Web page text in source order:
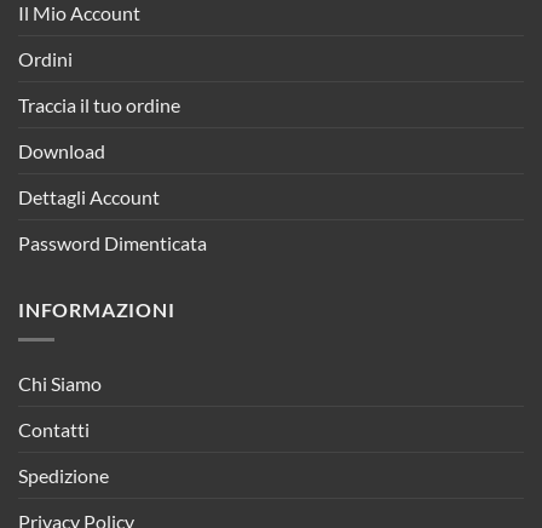
Il Mio Account
Ordini
Traccia il tuo ordine
Download
Dettagli Account
Password Dimenticata
INFORMAZIONI
Chi Siamo
Contatti
Spedizione
Privacy Policy